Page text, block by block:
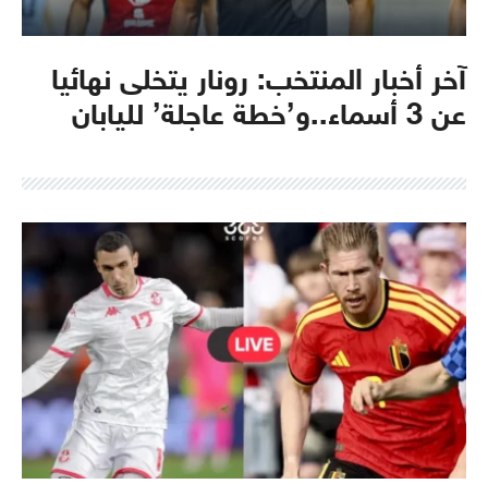
آخر أخبار المنتخب: رونار يتخلى نهائيا
عن 3 أسماء..و’خطة عاجلة’ لليابان